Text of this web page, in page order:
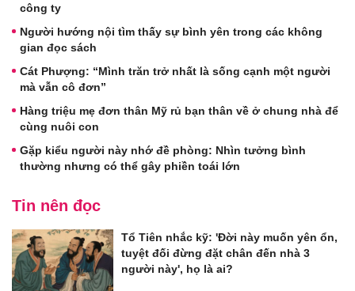
công ty
Người hướng nội tìm thấy sự bình yên trong các không
gian đọc sách
Cát Phượng: “Mình trăn trở nhất là sống cạnh một người
mà vẫn cô đơn”
Hàng triệu mẹ đơn thân Mỹ rủ bạn thân về ở chung nhà để
cùng nuôi con
Gặp kiểu người này nhớ đề phòng: Nhìn tưởng bình
thường nhưng có thể gây phiền toái lớn
Tin nên đọc
Tổ Tiên nhắc kỹ: 'Đời này muốn yên ổn,
tuyệt đối đừng đặt chân đến nhà 3
người này', họ là ai?